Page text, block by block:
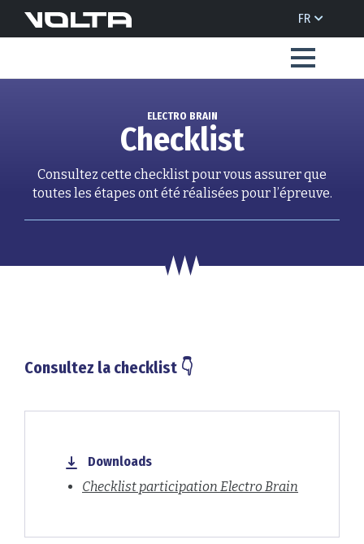
FR
ELECTRO BRAIN
Checklist
Consultez cette checklist pour vous assurer que
toutes les étapes ont été réalisées pour l’épreuve.
Consultez la checklist 👇
Downloads
Checklist participation Electro Brain